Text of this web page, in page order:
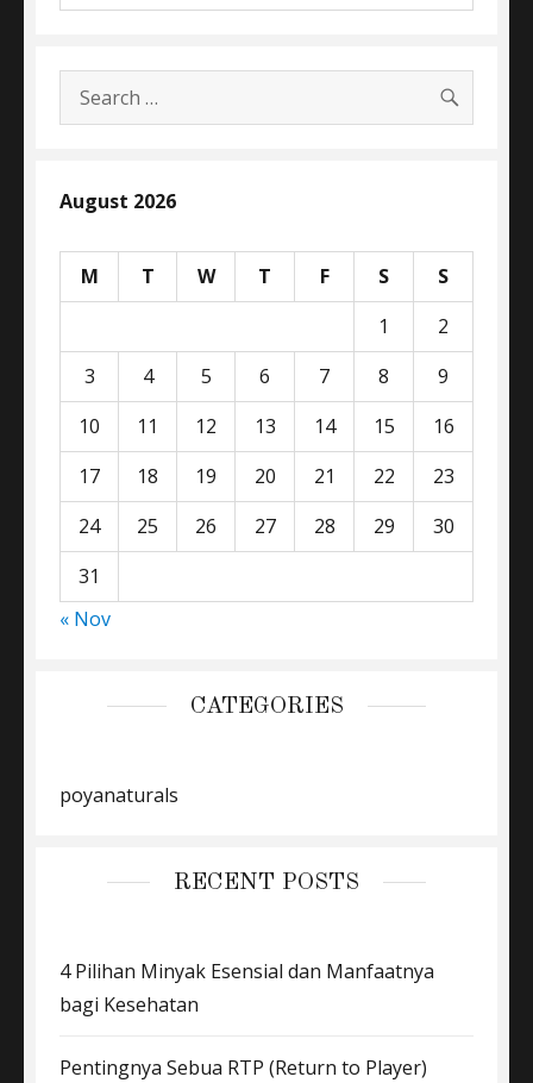
Search
for:
August 2026
M T W T F S
S
1
2
3
4 5 6 7 8
9
10
11 12 13 14 15
16
17
18 19 20 21 22
23
24
25 26 27 28 29
30
31
« Nov
CATEGORIES
poyanaturals
RECENT POSTS
4 Pilihan Minyak Esensial dan Manfaatnya
bagi Kesehatan
Pentingnya Sebua RTP (Return to Player)